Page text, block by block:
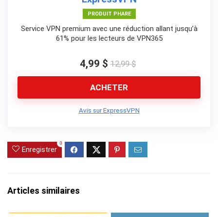
PRODUIT PHARE
Service VPN premium avec une réduction allant jusqu’à
61% pour les lecteurs de VPN365
4,99 $ 12,99 $
ACHETER
Avis sur ExpressVPN
Enregistrer
0
Articles similaires